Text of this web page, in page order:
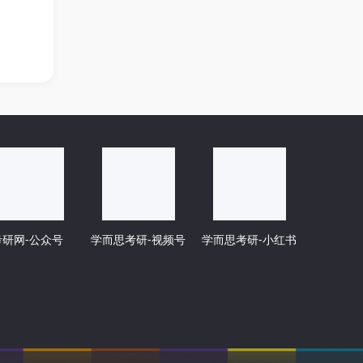
网-公众号 学而思考研-视频号 学而思考研-小红书